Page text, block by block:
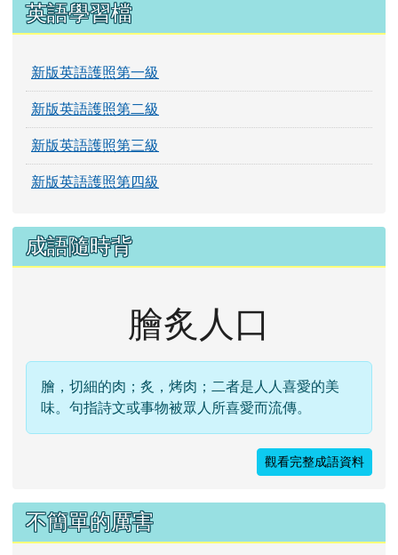
英語學習檔
新版英語護照第一級
新版英語護照第二級
新版英語護照第三級
新版英語護照第四級
成語隨時背
膾炙人口
膾，切細的肉；炙，烤肉；二者是人人喜愛的美
味。句指詩文或事物被眾人所喜愛而流傳。
觀看完整成語資料
不簡單的厲害